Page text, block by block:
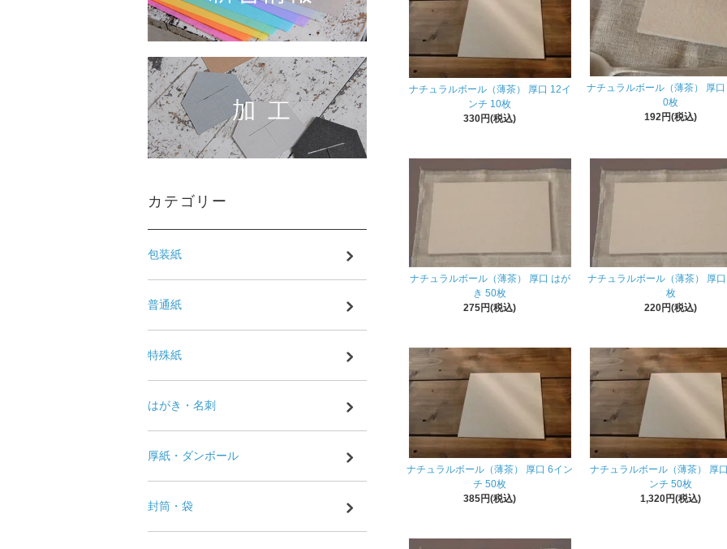
ナチュラルボール（薄茶） 厚口 12イ
ンチ 10枚
330円(税込)
ナチュラルボール（薄茶） 厚口
0枚
192円(税込)
ナチュラルボール（薄茶） 厚口 はが
き 50枚
275円(税込)
ナチュラルボール（薄茶） 厚
枚
220円(税込)
ナチュラルボール（薄茶） 厚口 6イン
チ 50枚
385円(税込)
ナチュラルボール（薄茶） 厚
ンチ 50枚
1,320円(税込)
カテゴリー
包装紙
普通紙
特殊紙
はがき・名刺
厚紙・ダンボール
封筒・袋